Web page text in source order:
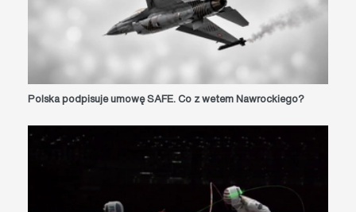
Polska podpisuje umowę SAFE. Co z wetem Nawrockiego?